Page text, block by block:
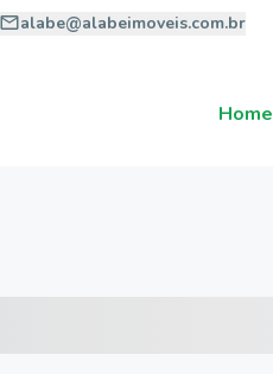
alabe@alabeimoveis.com.br
Home